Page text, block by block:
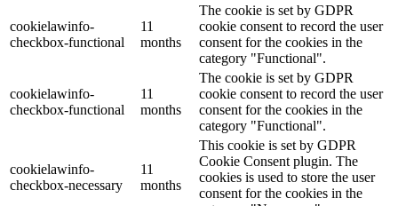
cookielawinfo-
checkbox-functional
11
months
The cookie is set by GDPR
cookie consent to record the user
consent for the cookies in the
category "Functional".
cookielawinfo-
checkbox-functional
11
months
The cookie is set by GDPR
cookie consent to record the user
consent for the cookies in the
category "Functional".
cookielawinfo-
checkbox-necessary
11
months
This cookie is set by GDPR
Cookie Consent plugin. The
cookies is used to store the user
consent for the cookies in the